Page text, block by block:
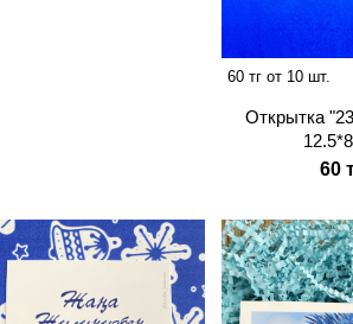
60 тг от 10 шт.
Открытка
60